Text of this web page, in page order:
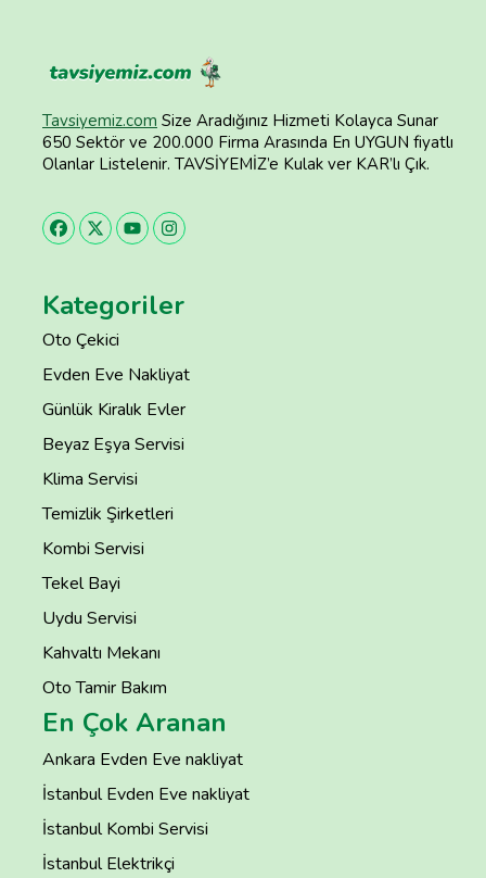
Tavsiyemiz.com Size Aradığınız Hizmeti Kolayca Sunar
650 Sektör ve 200.000 Firma Arasında En UYGUN fiyatlı
Olanlar Listelenir. TAVSİYEMİZ’e Kulak ver KAR’lı Çık.
Kategoriler
Oto Çekici
Evden Eve Nakliyat
Günlük Kiralık Evler
Beyaz Eşya Servisi
Klima Servisi
Temizlik Şirketleri
Kombi Servisi
Tekel Bayi
Uydu Servisi
Kahvaltı Mekanı
Oto Tamir Bakım
En Çok Aranan
Ankara Evden Eve nakliyat
İstanbul Evden Eve nakliyat
İstanbul Kombi Servisi
İstanbul Elektrikçi